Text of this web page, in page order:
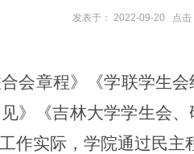
发表于： 2022-09-20 点击
会章程》《学联学生
》《吉林大学学生会
作实际 ， 学院通过民主